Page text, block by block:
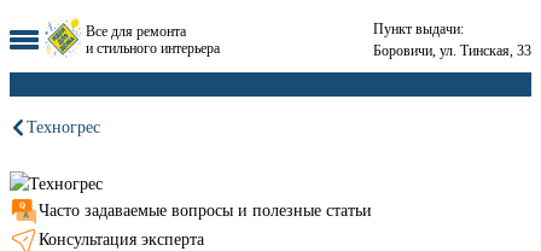
Все для ремонта
и стильного интерьера
Пункт выдачи:
Боровичи, ул. Тинская, 33
Техногрес
Часто задаваемые вопросы и полезные статьи
Консультация эксперта